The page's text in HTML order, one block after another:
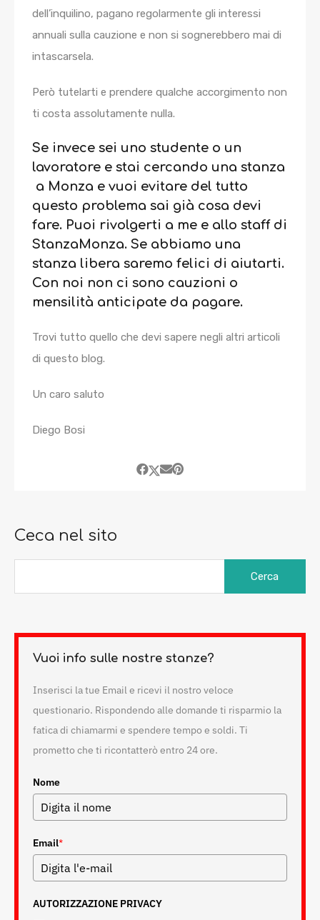
dell’inquilino, pagano regolarmente gli interessi
annuali sulla cauzione e non si sognerebbero mai di
intascarsela.
Però tutelarti e prendere qualche accorgimento non
ti costa assolutamente nulla.
Se invece sei uno studente o un
lavoratore e stai cercando una stanza
a Monza e vuoi evitare del tutto
questo problema sai già cosa devi
fare. Puoi rivolgerti a me e allo staff di
StanzaMonza. Se abbiamo una
stanza libera saremo felici di aiutarti.
Con noi non ci sono cauzioni o
mensilità anticipate da pagare.
Trovi tutto quello che devi sapere negli altri articoli
di questo blog.
Un caro saluto
Diego Bosi
Ceca nel sito
Vuoi info sulle nostre stanze?
Inserisci la tue Email e ricevi il nostro veloce
questionario. Rispondendo alle domande ti risparmio la
fatica di chiamarmi e spendere tempo e soldi. Ti
prometto che ti ricontatterò entro 24 ore.
Nome
Email*
AUTORIZZAZIONE PRIVACY